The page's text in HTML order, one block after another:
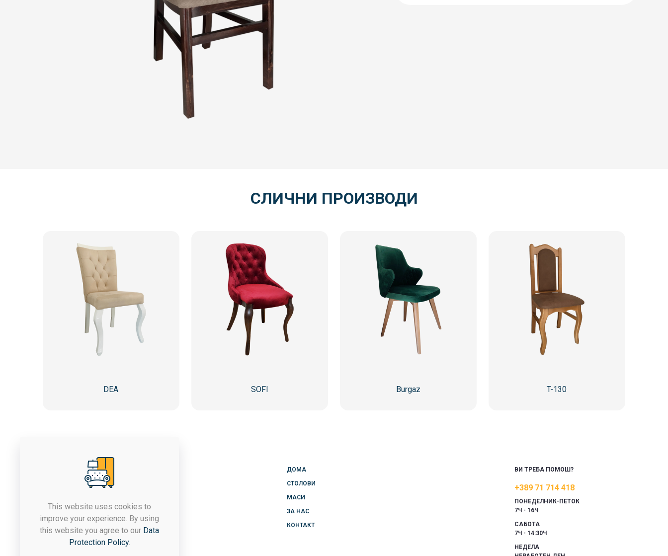
СЛИЧНИ ПРОИЗВОДИ
DEA SOFI Burgaz T-130
Компанијата ЈАСТРЕБ постои
од 1992 година, а со
денешното производство се
ДОМА
СТОЛОВИ
МАСИ
ЗА НАС
КОНТАКТ
ВИ ТРЕБА ПОМОШ?
+389 71 714 418
ПОНЕДЕЛНИК-ПЕТОК
7Ч - 16Ч
САБОТА
7Ч - 14:30Ч
НЕДЕЛА
This website uses cookies to
improve your experience. By using
this website you agree to our Data
Protection Policy.